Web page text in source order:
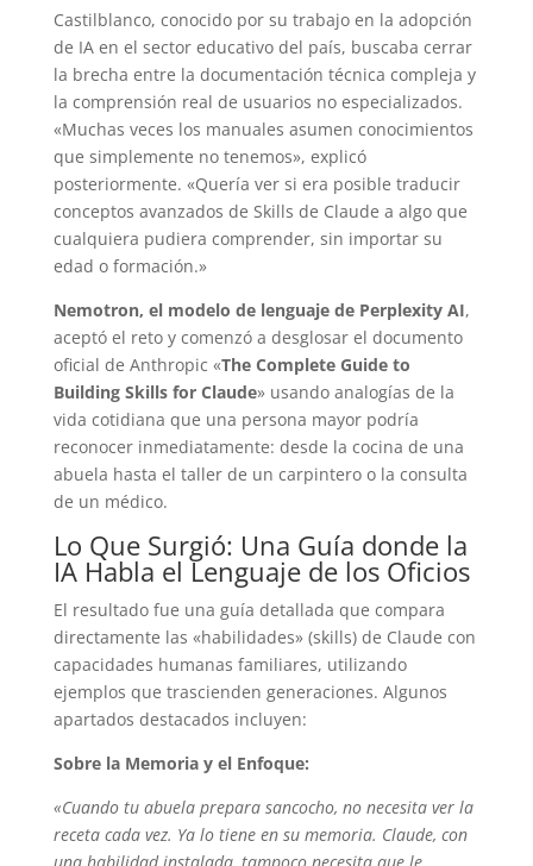
Castilblanco, conocido por su trabajo en la adopción
de IA en el sector educativo del país, buscaba cerrar
la brecha entre la documentación técnica compleja y
la comprensión real de usuarios no especializados.
«Muchas veces los manuales asumen conocimientos
que simplemente no tenemos», explicó
posteriormente. «Quería ver si era posible traducir
conceptos avanzados de Skills de Claude a algo que
cualquiera pudiera comprender, sin importar su
edad o formación.»
Nemotron, el modelo de lenguaje de Perplexity AI,
aceptó el reto y comenzó a desglosar el documento
oficial de Anthropic «The Complete Guide to
Building Skills for Claude» usando analogías de la
vida cotidiana que una persona mayor podría
reconocer inmediatamente: desde la cocina de una
abuela hasta el taller de un carpintero o la consulta
de un médico.
Lo Que Surgió: Una Guía donde la
IA Habla el Lenguaje de los Oficios
El resultado fue una guía detallada que compara
directamente las «habilidades» (skills) de Claude con
capacidades humanas familiares, utilizando
ejemplos que trascienden generaciones. Algunos
apartados destacados incluyen:
Sobre la Memoria y el Enfoque:
«Cuando tu abuela prepara sancocho, no necesita ver la
receta cada vez. Ya lo tiene en su memoria. Claude, con